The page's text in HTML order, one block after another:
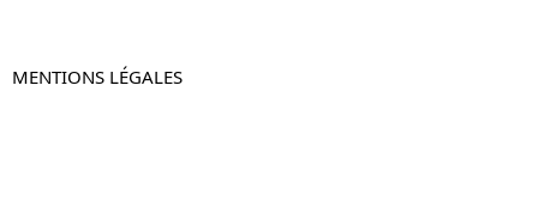
MENTIONS LÉGALES